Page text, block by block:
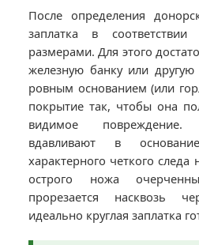
После определения
заплатка в
размерами. Для этого
железную банку или
ровным основанием (или
покрытие так, чтобы она
видимое
вдавливают в
характерного четкого
острого ножа
прорезается насквозь
идеально круглая заплатка